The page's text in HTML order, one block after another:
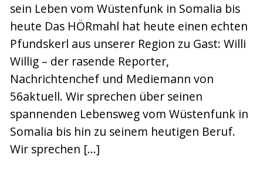
Kontakt
sein Leben vom Wüstenfunk in Somalia bis
heute Das HÖRmahl hat heute einen echten
Pfundskerl aus unserer Region zu Gast: Willi
Willig – der rasende Reporter,
Nachrichtenchef und Mediemann von
56aktuell. Wir sprechen über seinen
spannenden Lebensweg vom Wüstenfunk in
Somalia bis hin zu seinem heutigen Beruf.
Wir sprechen […]